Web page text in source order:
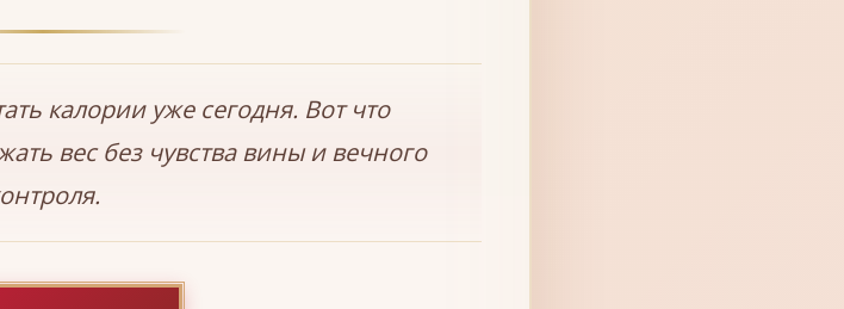
калории уже сегодня. Вот что
вес без чувства вины и вечного